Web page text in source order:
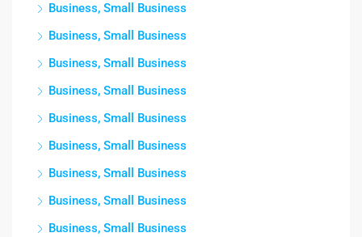
Business, Small Business
Business, Small Business
Business, Small Business
Business, Small Business
Business, Small Business
Business, Small Business
Business, Small Business
Business, Small Business
Business, Small Business